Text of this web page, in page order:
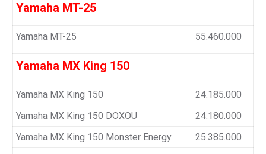
Yamaha MT-25
Yamaha MT-25 55.460.000
Yamaha MX King 150
Yamaha MX King 150
24.185.000
Yamaha MX King 150 DOXOU
24.180.000
Yamaha MX King 150 Monster Energy
25.385.000